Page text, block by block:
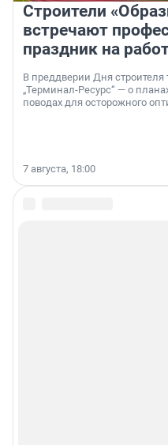
Строители
встречают
праздник на
В преддверии Дня
„Терминал-Ресурс“ — о
поводах для осторожного
7 августа, 18:00